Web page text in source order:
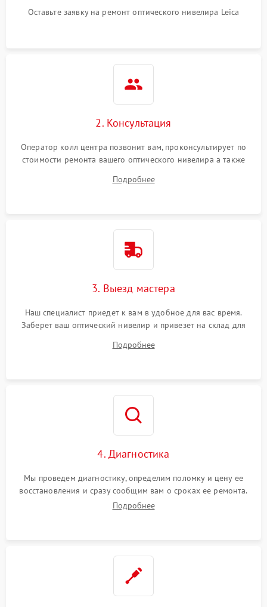
Оставьте заявку на ремонт оптического нивелира Leica
2. Консультация
Оператор колл центра позвонит вам, проконсультирует по
стоимости ремонта вашего оптического нивелира а также
Подробнее
3. Выезд мастера
Наш специалист приедет к вам в удобное для вас время.
Заберет ваш оптический нивелир и привезет на склад для
Подробнее
4. Диагностика
Мы проведем диагностику, определим поломку и цену ее
восстановления и сразу сообщим вам о сроках ее ремонта.
Подробнее